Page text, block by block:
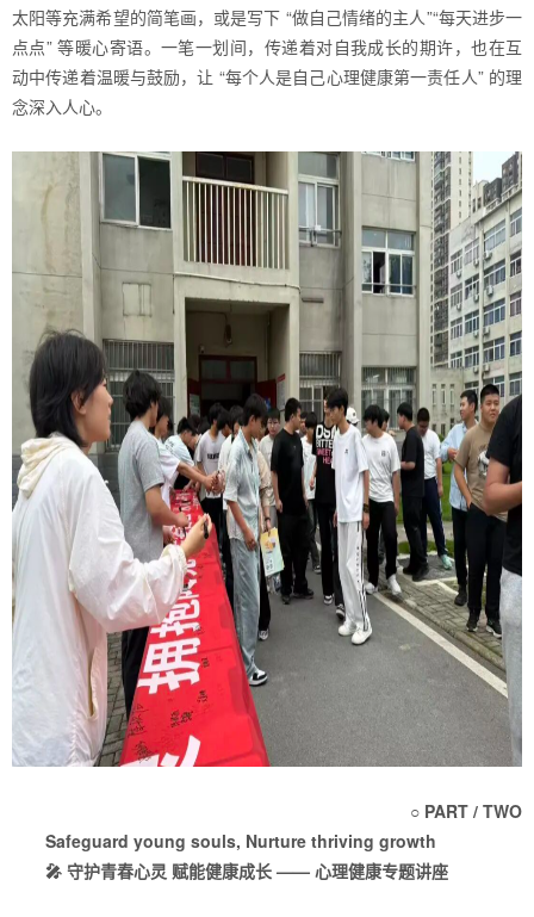
太阳等充满希望的简笔画，或是写下 “做自己情绪的主人”“每天进步一
点点” 等暖心寄语。一笔一划间，传递着对自我成长的期许，也在互
动中传递着温暖与鼓励，让 “每个人是自己心理健康第一责任人” 的理
念深入人心。
○ PART / TWO
Safeguard young souls, Nurture thriving growth
🎤 守护青春心灵 赋能健康成长 —— 心理健康专题讲座